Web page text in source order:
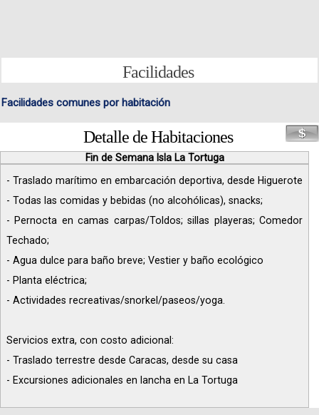
Facilidades
Facilidades comunes por habitación
Detalle de Habitaciones
Fin de Semana Isla La Tortuga
- Traslado marítimo en embarcación deportiva, desde Higuerote
- Todas las comidas y bebidas (no alcohólicas), snacks;
- Pernocta en camas carpas/Toldos; sillas playeras; Comedor
Techado;
- Agua dulce para baño breve; Vestier y baño ecológico
- Planta eléctrica;
- Actividades recreativas/snorkel/paseos/yoga.
Servicios extra, con costo adicional:
- Traslado terrestre desde Caracas, desde su casa
- Excursiones adicionales en lancha en La Tortuga